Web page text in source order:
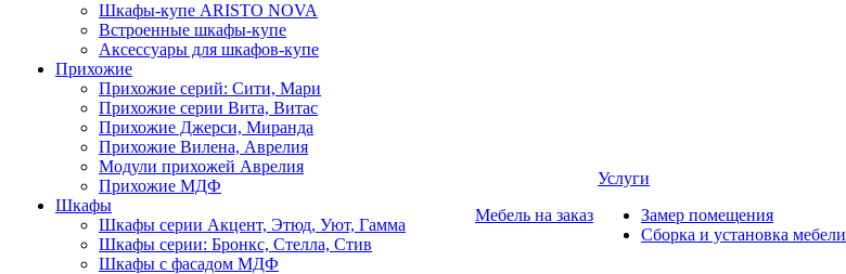
Шкафы-купе ARISTO NOVA
Встроенные шкафы-купе
Аксессуары для шкафов-купе
Прихожие
Прихожие серий: Сити, Мари
Прихожие серии Вита, Витас
Прихожие Джерси, Миранда
Прихожие Вилена, Аврелия
Модули прихожей Аврелия
Прихожие МДФ
Шкафы
Шкафы серии Акцент, Этюд, Уют, Гамма
Шкафы серии: Бронкс, Стелла, Стив
Шкафы с фасадом МДФ
Мебель на заказ
Услуги
Замер помещения
Сборка и установка мебели